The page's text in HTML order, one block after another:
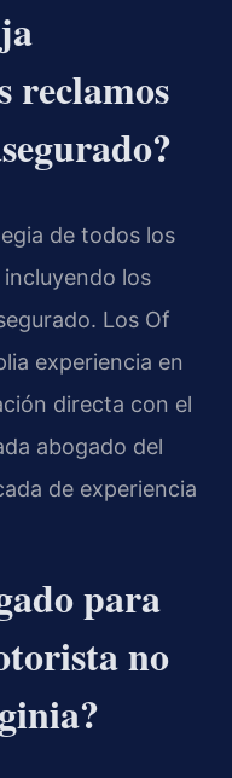
reclamos
de todos los
los
Los Of
experiencia en
directa con el
abogado del
de experiencia
para
no